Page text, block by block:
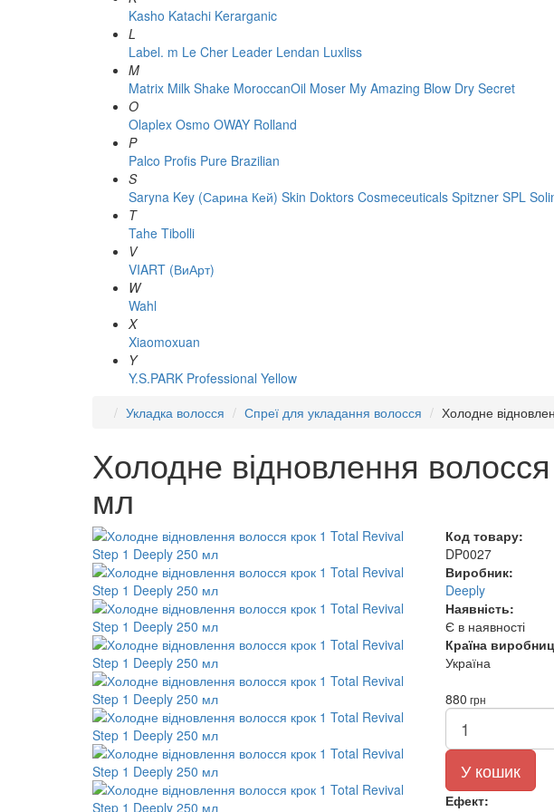
Kasho Katachi Kerarganic
L
Label. m Le Cher Leader Lendan Luxliss
M
Matrix Milk Shake MoroccanOil Moser My Amazing Blow Dry Secret
O
Olaplex Osmo OWAY Rolland
P
Palco Profis Pure Brazilian
S
Saryna Key (Сарина Кей) Skin Doktors Cosmeceuticals Spitzner SPL
T
Tahe Tibolli
V
VIART (ВиАрт)
W
Wahl
X
Xiaomoxuan
Y
Y.S.PARK Professional Yellow
Укладка волосся
Спреї для укладання волосся Холодне
Холодне відновлення
мл
Код товару:
DP0027
Виробник:
Deeply
Наявність:
Є в наявності
Країна
Україна
880 грн
У кошик
Ефект: